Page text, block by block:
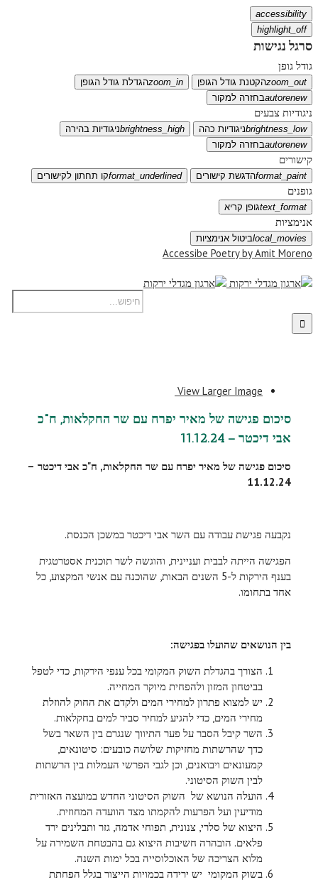
accessibility
highlight_off
סרגל נגישות
גודל גופן
zoom_outהקטנת גודל הגופן zoom_inהגדלת גודל הגופן
autorenewבחזרה למקור
ניגודיות צבעים
brightness_lowניגודיות כהה brightness_highניגודיות בהירה
autorenewבחזרה למקור
קישורים
format_paintהדגשת קישורים format_underlinedקו תחתון לקישורים
גופנים
text_formatגופן קריא
אנימציות
local_moviesביטול אנימציות
Accessibe Poetry by Amit Moreno
View Larger Image
סיכום פגישה של מאיר יפרח עם שר החקלאות, ח"כ
אבי דיכטר – 11.12.24
סיכום פגישה של מאיר יפרח עם שר החקלאות, ח"כ אבי דיכטר –
11.12.24
נקבעה פגישת עבודה עם השר אבי דיכטר במשכן הכנסת.
הפגישה הייתה לבבית ועניינית, והוגשה לשר תוכנית אסטרטגית
בענף הירקות ל-5 השנים הבאות, שהוכנה עם אנשי המקצוע, כל
אחד בתחומו.
בין הנושאים שהועלו בפגישה:
הצורך בהגדלת השוק המקומי בכל ענפי הירקות, כדי לטפל
בביטחון המזון ולהפחית מיוקר המחייה.
יש למצוא פתרון למחירי המים ולקדם את החוק להוזלת
מחירי המים, כדי להגיע למחיר סביר למים בחקלאות.
השר קיבל הסבר על פער התיווך שנגרם בין השאר בשל
כדך שהרשתות מחזיקות שלושה כובעים: סיטונאים,
קמעונאים ויבואנים, וכן לגבי הפרשי העמלות בין הרשתות
לבין השוק הסיטוני.
הועלה הנושא של השוק הסיטוני החדש במועצה האזורית
מודיעין ועל הפרעות להקמתו מצד הוועדה המחוזית.
היצוא של סלרי, צנונית, תפוחי אדמה, גזר ותבלינים ירד
פלאים. הובהרה חשיבות היצוא גם בהבטחת השמירה על
מלוא הצריכה של האוכלוסייה בכל ימות השנה.
בשוק המקומי יש ירידה בכמויות הייצור בגלל הפחתת